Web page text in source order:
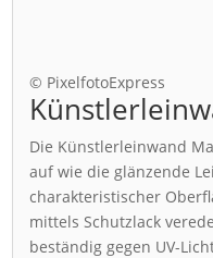
© PixelfotoExpress
Die Künstlerleinwand
auf wie die glänzende
charakteristischer
mittels Schutzlack
beständig gegen UV-